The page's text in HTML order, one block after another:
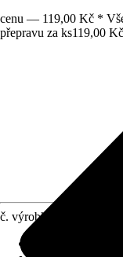
cenu — 119,00 Kč *
přepravu za ks119,00 Kč
č. výrobku